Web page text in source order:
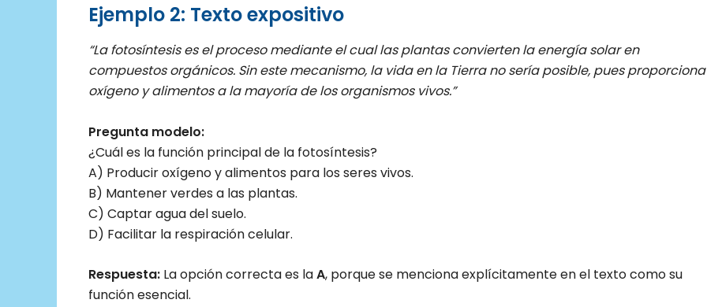
Ejemplo 2: Texto expositivo
“La fotosíntesis es el proceso mediante el cual las plantas convierten la energía solar en
compuestos orgánicos. Sin este mecanismo, la vida en la Tierra no sería posible, pues proporciona
oxígeno y alimentos a la mayoría de los organismos vivos.”
Pregunta modelo:
¿Cuál es la función principal de la fotosíntesis?
A) Producir oxígeno y alimentos para los seres vivos.
B) Mantener verdes a las plantas.
C) Captar agua del suelo.
D) Facilitar la respiración celular.
Respuesta: La opción correcta es laA, porque se menciona explícitamente en el texto como su
función esencial.